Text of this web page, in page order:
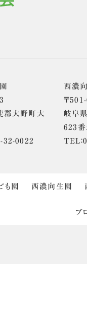
郡大野町大
32-0022
西濃
〒
岐阜
623番
TEL
も園 西濃向生園
ブ